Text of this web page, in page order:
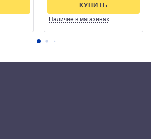
Наличие в магазинах
КУПИТЬ